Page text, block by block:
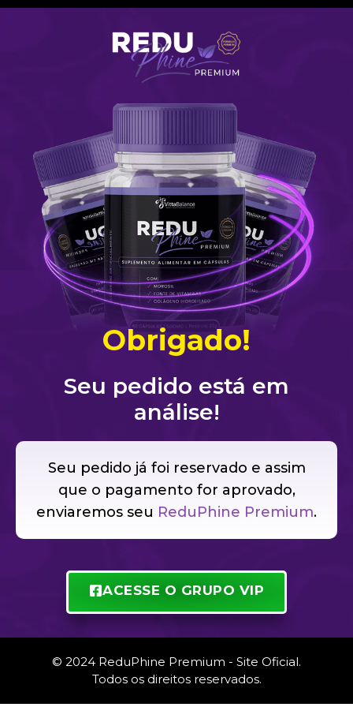
Obrigado!
Seu pedido está em
análise!
Seu pedido já foi reservado e assim
que o pagamento for aprovado,
enviaremos seu ReduPhine Premium.
ACESSE O GRUPO VIP
© 2024 ReduPhine Premium - Site Oficial.
Todos os direitos reservados.